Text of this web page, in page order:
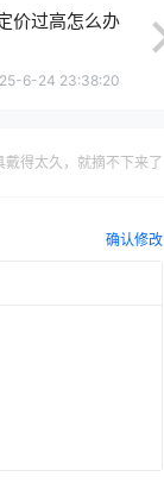
价过高怎么办
6-24 23:38:20
戴得太久，就摘不下来了
确认修改